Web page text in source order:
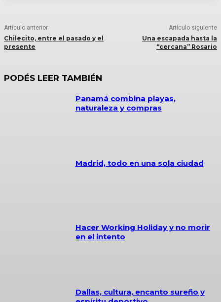
Artículo anterior
Chilecito, entre el pasado y el
presente
Artículo siguiente
Una escapada hasta la
“cercana” Rosario
PODÉS LEER TAMBIÉN
Panamá combina playas,
naturaleza y compras
Madrid, todo en una sola ciudad
Hacer Working Holiday y no morir
en el intento
Dallas, cultura, encanto sureño y